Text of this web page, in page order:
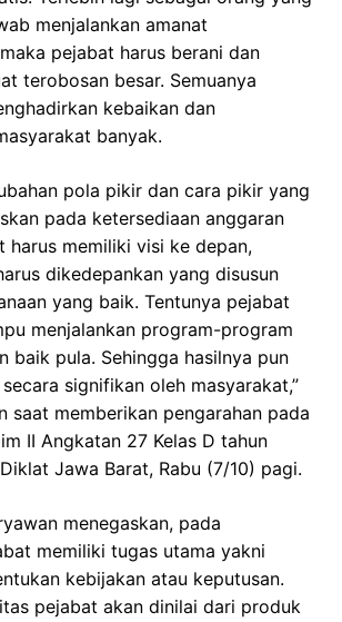
menjalankan amanat
pejabat harus berani dan
terobosan besar. Semuanya
kebaikan dan
banyak.
pola pikir dan cara pikir yang
pada ketersediaan anggaran
harus memiliki visi ke depan,
dikedepankan yang disusun
yang baik. Tentunya pejabat
menjalankan program-program
baik pula. Sehingga hasilnya pun
signifikan oleh masyarakat,”
saat memberikan pengarahan pada
II Angkatan 27 Kelas D tahun
Jawa Barat, Rabu (7/10) pagi.
menegaskan, pada
memiliki tugas utama yakni
kebijakan atau keputusan.
pejabat akan dinilai dari produk